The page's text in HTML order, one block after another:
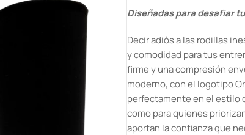
Diseñadas para desafiar
Decir adiós a las rodillas
y comodidad para tus
firme y una compresión
moderno, con el logotipo
perfectamente en el estilo
como para quienes
aportan la confianza que